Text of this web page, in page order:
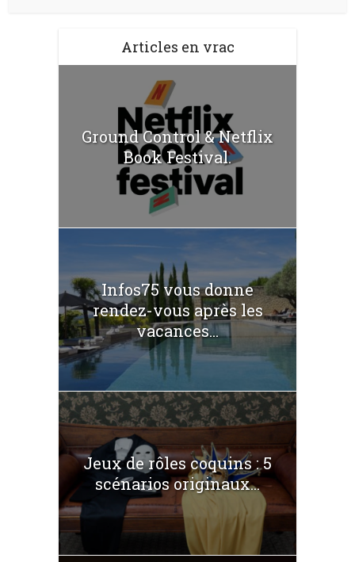
Articles en vrac
Ground Control & Netflix
Book Festival.
Infos75 vous donne
rendez-vous après les
vacances...
Jeux de rôles coquins : 5
scénarios originaux...